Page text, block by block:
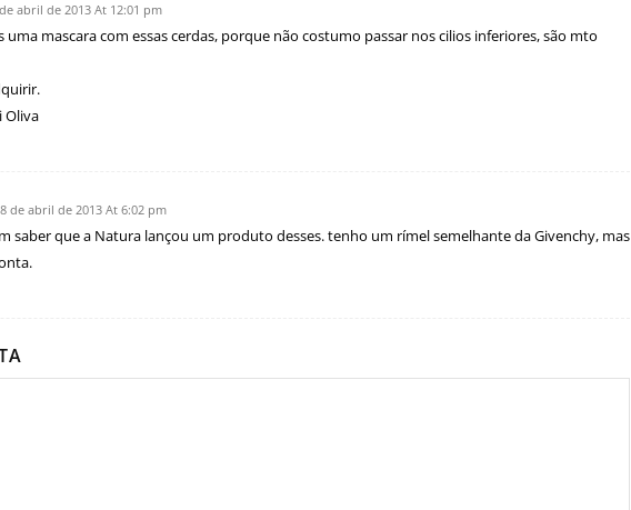
abril de 2013 At 12:01 pm
uma mascara com essas cerdas, porque não costumo passar nos cilios inferiores, são mto
Oliva
8 de abril de 2013 At 6:02 pm
saber que a Natura lançou um produto desses. tenho um rímel semelhante da Givenchy, mas